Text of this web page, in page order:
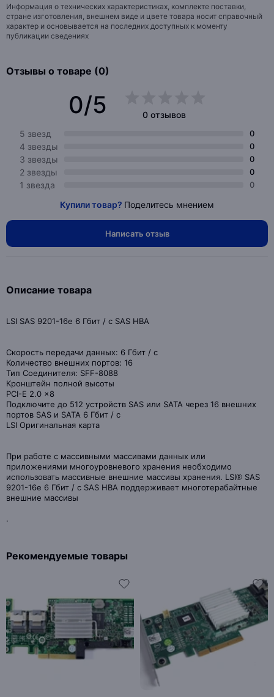
Информация о технических характеристиках, комплекте поставки,
стране изготовления, внешнем виде и цвете товара носит справочный
характер и основывается на последних доступных к моменту
публикации сведениях
Отзывы о товаре (0)
0/5
0 отзывов
5 звезд
0
4 звезды 0
3 звезды 0
2 звезды 0
1 звезда 0
Купили товар? Поделитесь мнением
Написать отзыв
Описание товара
LSI SAS 9201-16e 6 Гбит / с SAS HBA
Скорость передачи данных: 6 Гбит / с
Количество внешних портов: 16
Тип Соединителя: SFF-8088
Кронштейн полной высоты
PCI-E 2.0 x8
Подключите до 512 устройств SAS или SATA через 16 внешних
портов SAS и SATA 6 Гбит / с
LSI Оригинальная карта
При работе с массивными массивами данных или
приложениями многоуровневого хранения необходимо
использовать массивные внешние массивы хранения. LSI® SAS
9201-16e 6 Гбит / с SAS HBA поддерживает многотерабайтные
внешние массивы
.
Рекомендуемые товары